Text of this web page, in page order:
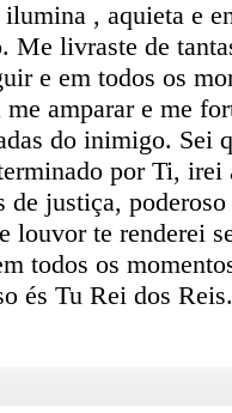
, aquieta e
Me livraste de
e em todos os
amparar e me
do inimigo. Sei
por Ti, irei
justiça,
louvor te renderei
todos os
és Tu Rei dos Reis.